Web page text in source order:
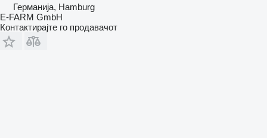
Германија, Hamburg
E-FARM GmbH
Контактирајте го продавачот